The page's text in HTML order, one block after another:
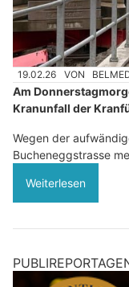
19.02.26 VON
Am
Kranunfall der
Wegen der
Bucheneggstrasse
Weiterlesen